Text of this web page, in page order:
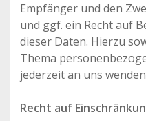
Empfänger und den
und ggf. ein Recht auf
dieser Daten. Hierzu
Thema
jederzeit an uns
Recht auf